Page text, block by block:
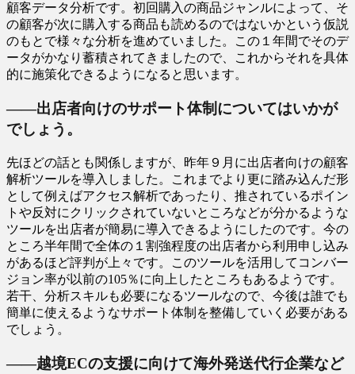
顧客データ分析です。初回購入の商品ジャンルによって、そ
の顧客が次に購入する商品も読めるのではないかという仮説
のもとで様々な分析を進めていました。この１年間でそのデ
ータがかなり蓄積されてきましたので、これからそれを具体
的に施策化できるようになると思います。
――出店者向けのサポート体制についてはいかが
でしょう。
先ほどの話とも関係しますが、昨年９月に出店者向けの顧客
解析ツールを導入しました。これまでより更に踏み込んだ形
として例えばアクセス解析であったり、推されているポイン
トや反対にクリックされていないところなどが分かるような
ツールを出店者が簡易に導入できるようにしたのです。今の
ところ半年間で全体の１割強程度の出店者から利用申し込み
があるほど評判が上々です。このツールを活用してコンバー
ジョン率が以前の105％に向上したところもあるようです。
若干、分析スキルも必要になるツールなので、今後は誰でも
簡単に使えるようなサポート体制を整備していく必要がある
でしょう。
――越境ECの支援に向けて海外発送代行企業など